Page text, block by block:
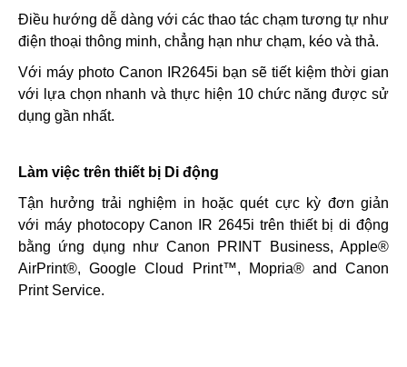
Điều hướng dễ dàng với các thao tác chạm tương tự như
điện thoại thông minh, chẳng hạn như chạm, kéo và thả.
Với máy photo Canon IR2645i bạn sẽ tiết kiệm thời gian
với lựa chọn nhanh và thực hiện 10 chức năng được sử
dụng gần nhất.
Làm việc trên thiết bị Di động
Tận hưởng trải nghiệm in hoặc quét cực kỳ đơn giản
với máy photocopy Canon IR 2645i trên thiết bị di động
bằng ứng dụng như Canon PRINT Business, Apple®
AirPrint®, Google Cloud Print™, Mopria® and Canon
Print Service.